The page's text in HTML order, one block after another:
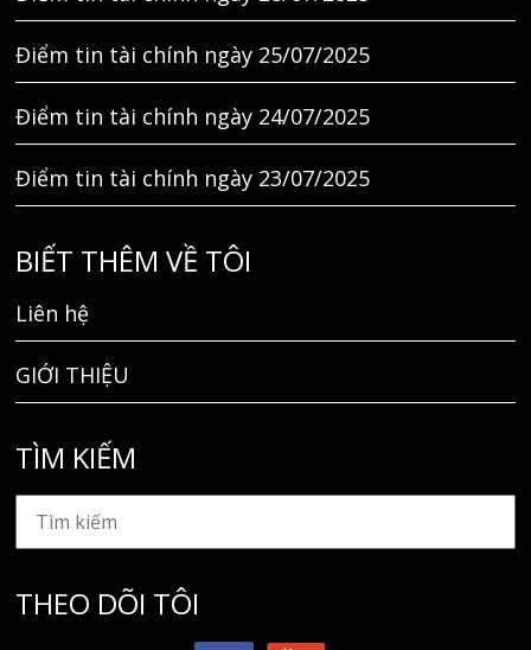
Điểm tin tài chính ngày 25/07/2025
Điểm tin tài chính ngày 24/07/2025
Điểm tin tài chính ngày 23/07/2025
BIẾT THÊM VỀ TÔI
Liên hệ
GIỚI THIỆU
TÌM KIẾM
THEO DÕI TÔI